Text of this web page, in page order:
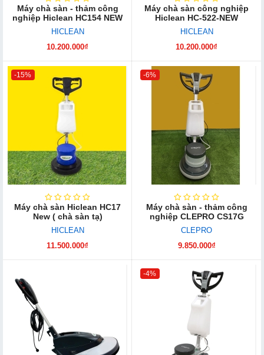
Máy chà sàn - thảm công
nghiệp Hiclean HC154 NEW
HICLEAN
10.200.000₫
Máy chà sàn công nghiệp
Hiclean HC-522-NEW
HICLEAN
10.200.000₫
-15%
Máy chà sàn Hiclean HC17
New ( chà sàn tạ)
HICLEAN
11.500.000₫
-6%
Máy chà sàn - thảm công
nghiệp CLEPRO CS17G
CLEPRO
9.850.000₫
-4%